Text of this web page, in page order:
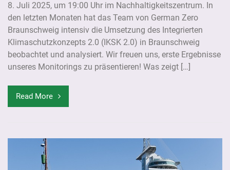
8. Juli 2025, um 19:00 Uhr im Nachhaltigkeitszentrum. In
den letzten Monaten hat das Team von German Zero
Braunschweig intensiv die Umsetzung des Integrierten
Klimaschutzkonzepts 2.0 (IKSK 2.0) in Braunschweig
beobachtet und analysiert. Wir freuen uns, erste Ergebnisse
unseres Monitorings zu präsentieren! Was zeigt […]
Read More